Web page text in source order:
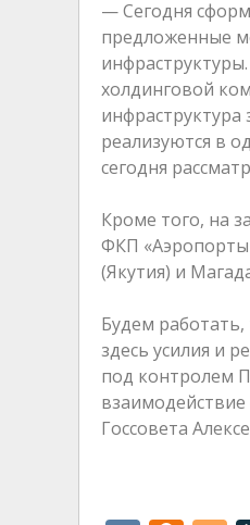
— Сегодня
предложенные
холдинговой
реализуются в
сегодня
Кроме того, на
ФКП «Аэропорты
(Якутия) и
Будем
здесь усилия и
под контролем
Госсовета